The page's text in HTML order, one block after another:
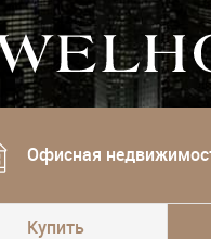
Офисная
Купить